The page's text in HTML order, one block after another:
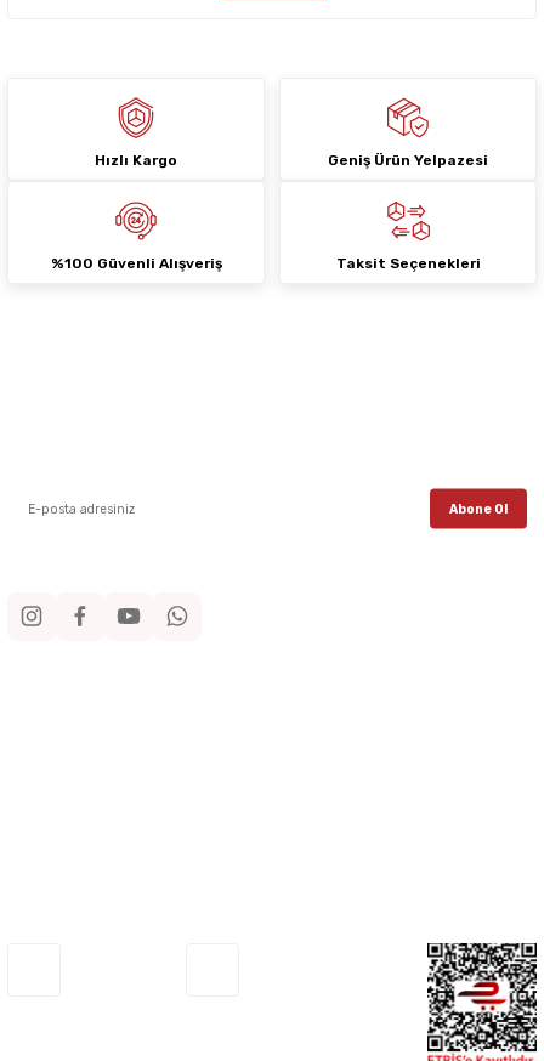
Hızlı Kargo Geniş Ürün Yelpazesi
%100 Güvenli Alışveriş Taksit Seçenekleri
Abone Ol